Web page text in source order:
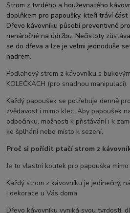
Strom z tvrdého a houževnatého
doplňkem pro papoušky, kteří tráví část
Dřevo kávovníku působí preventivně
nenáročné na údržbu. Nečistoty
se do dřeva a lze je velmi jednoduše
hadrem.
Podlahový strom z kávovníku s
KOLEČKÁCH (pro snadnou manipulaci).
Každý papoušek se potřebuje denně
zvědavost i mimo klec. Aby papoušek
odpočinku, možnosti k přistávání i k
ke šplhání nebo místo k sezení.
Proč si pořídit ptačí strom z
Je to vlastní koutek pro papouška mimo
Každý strom z kávovníku je jedinečný,
i dekorace u Vás doma.
Dřevo kávovníku vyniká svou tvrdostí,